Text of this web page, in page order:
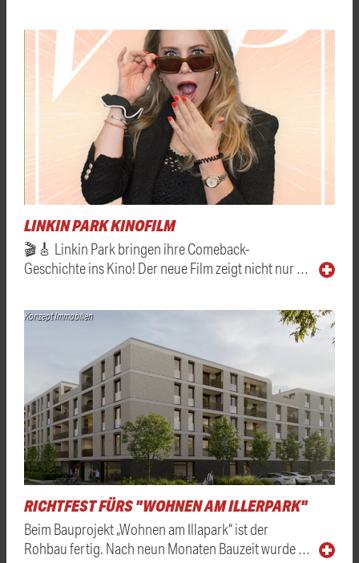
LINKIN PARK KINOFILM
🎬🎸 Linkin Park bringen ihre Comeback-
Geschichte ins Kino! Der neue Film zeigt nicht nur …
Konzept Immobilien
RICHTFEST FÜRS "WOHNEN AM ILLERPARK"
Beim Bauprojekt „Wohnen am Illapark“ ist der
Rohbau fertig. Nach neun Monaten Bauzeit wurde …